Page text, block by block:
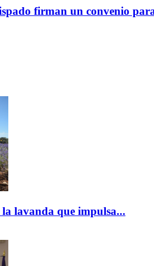
firman un convenio
lavanda que impulsa...